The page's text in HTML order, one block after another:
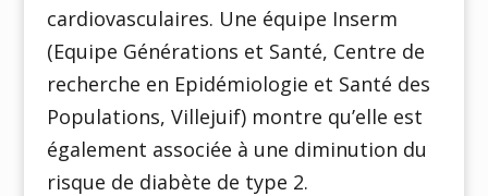
cardiovasculaires. Une équipe Inserm
(Equipe Générations et Santé, Centre de
recherche en Epidémiologie et Santé des
Populations, Villejuif) montre qu’elle est
également associée à une diminution du
risque de diabète de type 2.